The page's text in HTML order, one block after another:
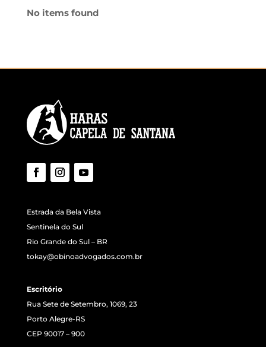
No items found
Estrada da Bela Vista
Sentinela do Sul
Rio Grande do Sul – BR
tokay@obinoadvogados.com.br
Escritório
Rua Sete de Setembro, 1069, 23
Porto Alegre-RS
CEP 90017 – 900